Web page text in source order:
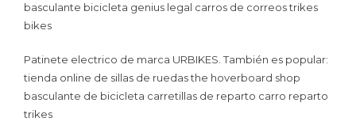
basculante bicicleta genius legal carros de correos trikes
bikes
Patinete electrico de marca URBIKES. También es popular:
tienda online de sillas de ruedas the hoverboard shop
basculante de bicicleta carretillas de reparto carro reparto
trikes